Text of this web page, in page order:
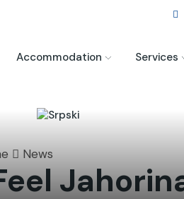
Accommodation Services
News